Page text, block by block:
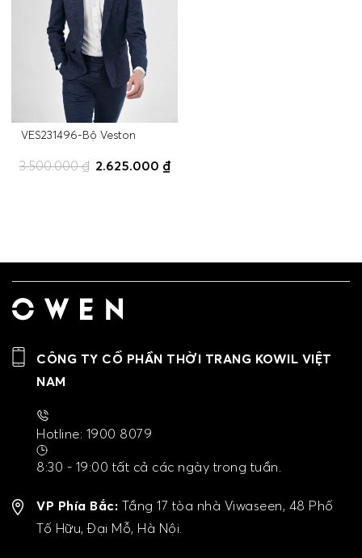
VES231496-Bộ Veston
2.625.000 ₫
3.500.000 ₫
CÔNG TY CỔ PHẦN THỜI TRANG KOWIL VIỆT
NAM
Hotline: 1900 8079
8:30 - 19:00 tất cả các ngày trong tuần.
VP Phía Bắc: Tầng 17 tòa nhà Viwaseen, 48 Phố
Tố Hữu, Đại Mỗ, Hà Nội.